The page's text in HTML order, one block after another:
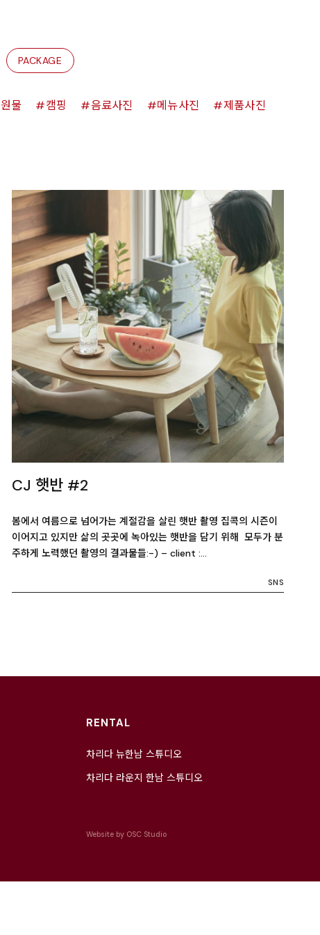
PACKAGE
원물 캠핑 음료사진 메뉴사진 제품사진
CJ 햇반 #2
봄에서 여름으로 넘어가는 계절감을 살린 햇반 촬영 집콕의 시즌이
이어지고 있지만 삶의 곳곳에 녹아있는 햇반을 담기 위해 모두가 분
주하게 노력했던 촬영의 결과물들:-) – client :…
SNS
RENTAL
차리다 뉴한남 스튜디오
차리다 라운지 한남 스튜디오
Website by OSC Studio